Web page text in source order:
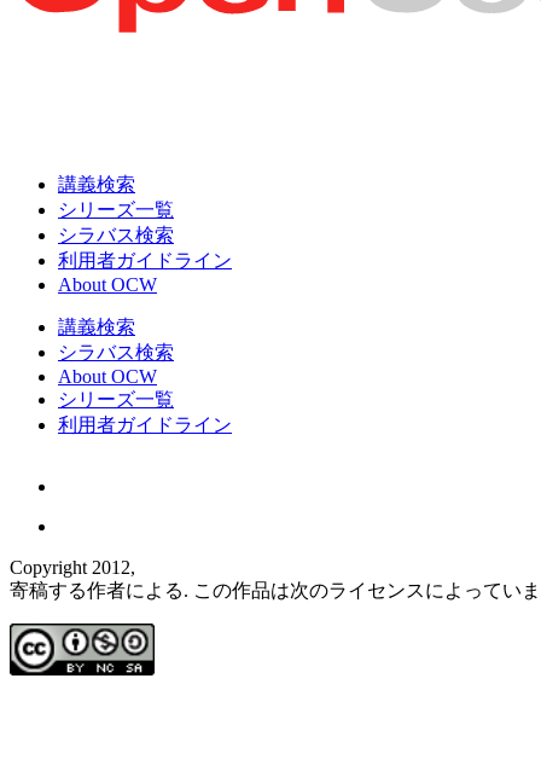
講義検索
シリーズ一覧
シラバス検索
利用者ガイドライン
About OCW
講義検索
シラバス検索
About OCW
シリーズ一覧
利用者ガイドライン
Copyright 2012,
寄稿する作者による. この作品は次のライセンスによってい